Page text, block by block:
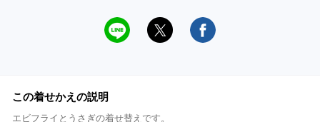
この着せかえの説明
エビフライとうさぎの着せ替えです。